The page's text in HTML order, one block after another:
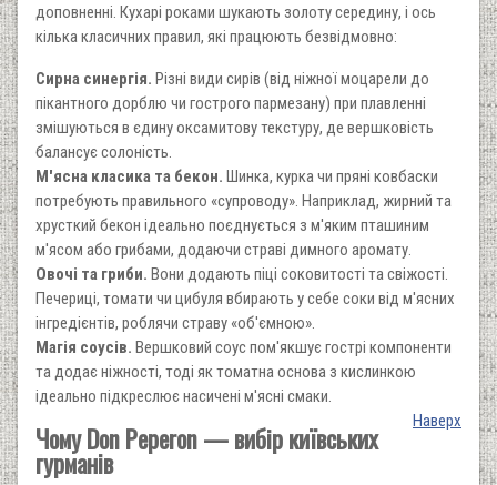
доповненні. Кухарі роками шукають золоту середину, і ось
кілька класичних правил, які працюють безвідмовно:
Сирна синергія. Різні види сирів (від ніжної моцарели до
пікантного дорблю чи гострого пармезану) при плавленні
змішуються в єдину оксамитову текстуру, де вершковість
балансує солоність.
М'ясна класика та бекон. Шинка, курка чи пряні ковбаски
потребують правильного «супроводу». Наприклад, жирний та
хрусткий бекон ідеально поєднується з м'яким пташиним
м'ясом або грибами, додаючи страві димного аромату.
Овочі та гриби. Вони додають піці соковитості та свіжості.
Печериці, томати чи цибуля вбирають у себе соки від м'ясних
інгредієнтів, роблячи страву «об'ємною».
Магія соусів. Вершковий соус пом'якшує гострі компоненти
та додає ніжності, тоді як томатна основа з кислинкою
ідеально підкреслює насичені м'ясні смаки.
Наверх
Чому Don Peperon — вибір київських
гурманів